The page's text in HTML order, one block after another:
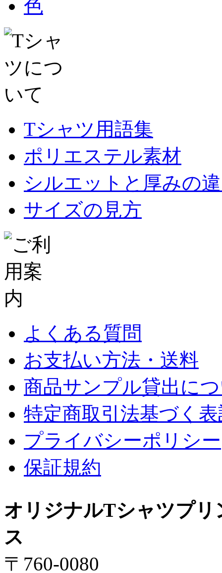
Tシャツ用語集
ポリエステル素材
シルエットと厚みの
サイズの見方
よくある質問
お支払い方法・送料
商品サンプル貸出に
特定商取引法基づく
プライバシーポリシー
保証規約
オリジナルTシャツプ
ス
〒760-0080